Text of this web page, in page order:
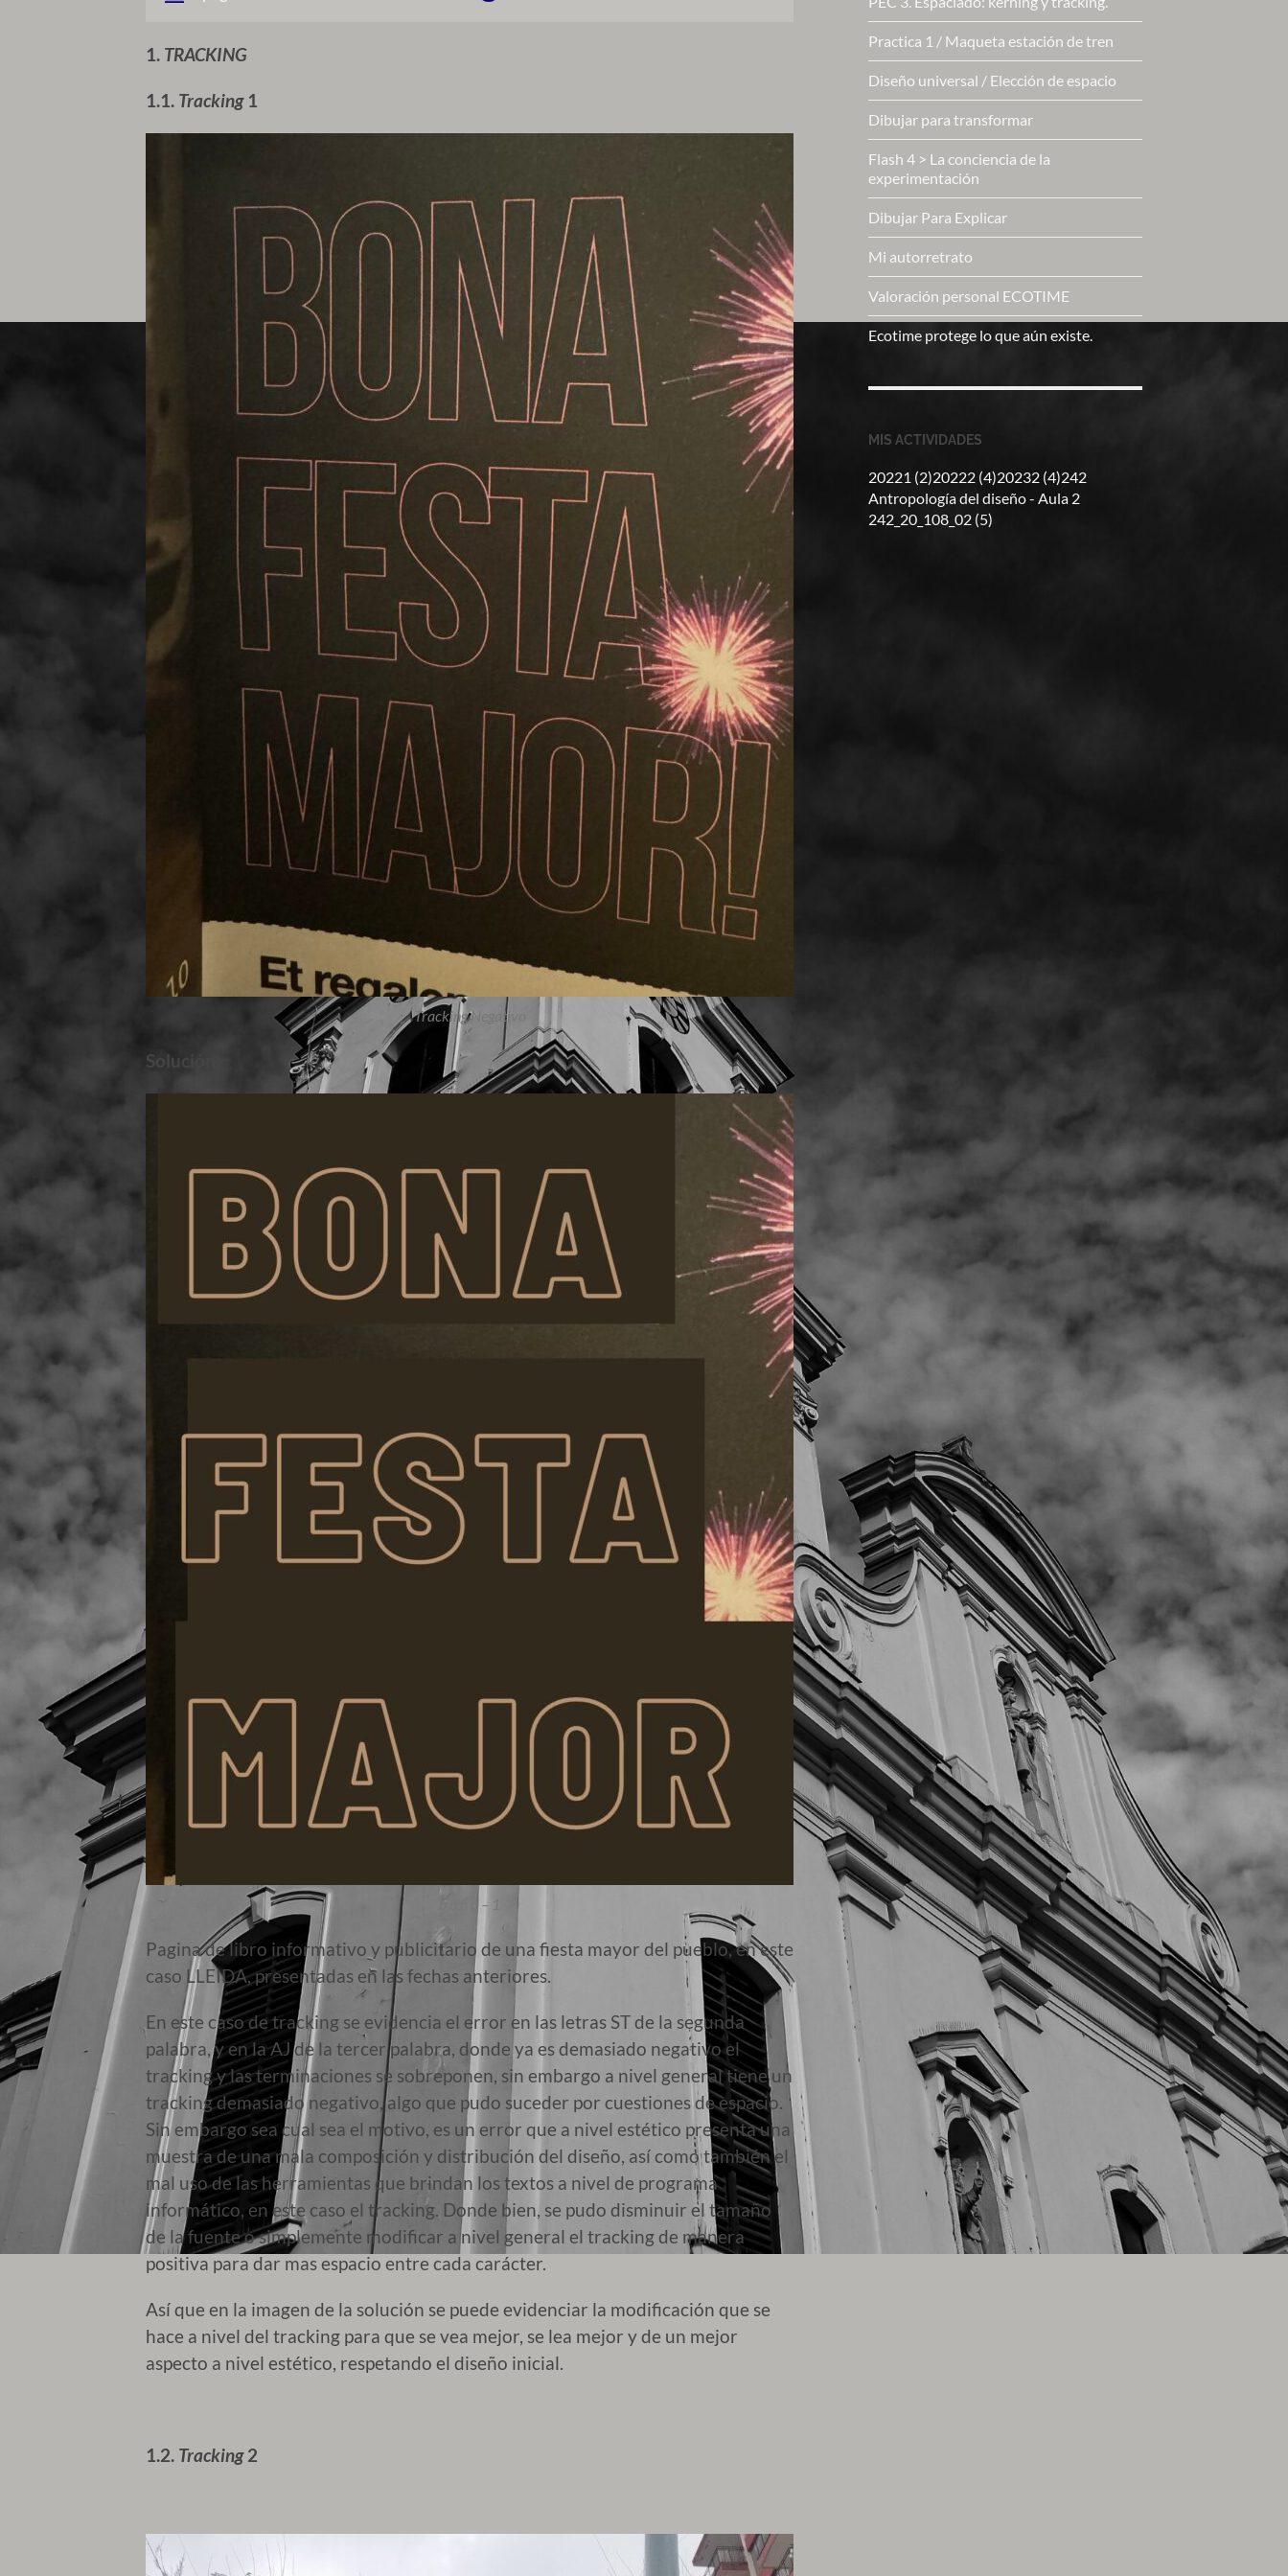
1. TRACKING
1.1. Tracking1
Tracking Negativo
Solución:
b o n a – 1
Pagina de libro informativo y publicitario de una fiesta mayor del pueblo, en este
caso LLEIDA, presentadas en las fechas anteriores.
En este caso de tracking se evidencia el error en las letras ST de la segunda
palabra, y en la AJ de la tercer palabra, donde ya es demasiado negativo el
tracking y las terminaciones se sobreponen, sin embargo a nivel general tiene un
tracking demasiado negativo, algo que pudo suceder por cuestiones de espacio.
Sin embargo sea cual sea el motivo, es un error que a nivel estético presenta una
muestra de una mala composición y distribución del diseño, así como también el
mal uso de las herramientas que brindan los textos a nivel de programa
informático, en este caso el tracking. Donde bien, se pudo disminuir el tamaño
de la fuente o simplemente modificar a nivel general el tracking de manera
positiva para dar mas espacio entre cada carácter.
Así que en la imagen de la solución se puede evidenciar la modificación que se
hace a nivel del tracking para que se vea mejor, se lea mejor y de un mejor
aspecto a nivel estético, respetando el diseño inicial.
1.2. Tracking2
Practica 1 / Maqueta estación de tren
Diseño universal / Elección de espacio
Dibujar para transformar
Flash 4 > La conciencia de la
experimentación
Dibujar Para Explicar
Mi autorretrato
Valoración personal ECOTIME
Ecotime protege lo que aún existe.
MIS ACTIVIDADES
20221 (2)20222 (4)20232 (4)242
Antropología del diseño - Aula 2
242_20_108_02 (5)